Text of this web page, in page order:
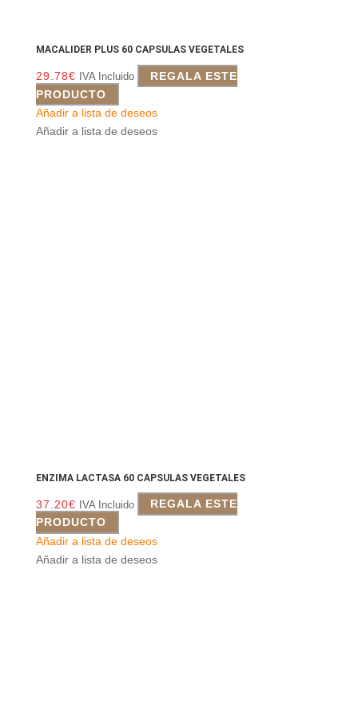
MACALIDER PLUS 60 CAPSULAS VEGETALES
29.78€ IVA Incluido
REGALA ESTE
PRODUCTO
Añadir a lista de deseos
Añadir a lista de deseos
ENZIMA LACTASA 60 CAPSULAS VEGETALES
37.20€ IVA Incluido
REGALA ESTE
PRODUCTO
Añadir a lista de deseos
Añadir a lista de deseos